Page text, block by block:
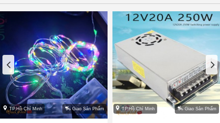
TP.Hồ Chí Minh Giao Sản Phẩm TP.Hồ Chí Minh Giao Sản Phẩm